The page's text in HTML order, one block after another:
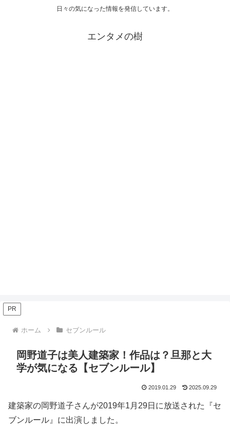
日々の気になった情報を発信しています。
エンタメの樹
PR
ホーム セブンルール
岡野道子は美人建築家！作品は？旦那と大
学が気になる【セブンルール】
2019.01.29 2025.09.29
建築家の岡野道子さんが2019年1月29日に放送された『セ
ブンルール』に出演しました。